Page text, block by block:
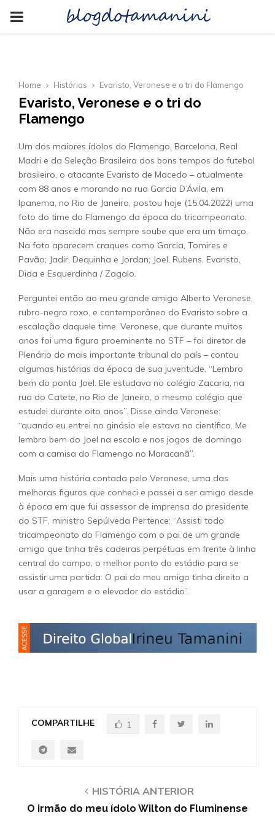
PRIMARYblogdotamanini
Home Histórias Evaristo, Veronese e o tri do Flamengo
Evaristo, Veronese e o tri do
Flamengo
Um dos maiores ídolos do Flamengo, Barcelona, Real
Madri e da Seleção Brasileira dos bons tempos do futebol
brasileiro, o atacante Evaristo de Macedo – atualmente
com 88 anos e morando na rua Garcia D’Ávila, em
Ipanema, no Rio de Janeiro, postou hoje (15.04.2022) uma
foto do time do Flamengo da época do tricampeonato.
Não era nascido mas sempre soube que era um timaço.
Na foto aparecem craques como Garcia, Tomires e
Pavão; Jadir, Dequinha e Jordan; Joel, Rubens, Evaristo,
Dida e Esquerdinha / Zagalo.
Perguntei então ao meu grande amigo Alberto Veronese,
rubro-negro roxo, e contemporâneo do Evaristo sobre a
escalação daquele time. Veronese, que durante muitos
anos foi uma figura proeminente no STF – foi diretor de
Plenário do mais importante tribunal do país – contou
algumas histórias da época de sua juventude. “Lembro
bem do ponta Joel. Ele estudava no colégio Zacaria, na
rua do Catete, no Rio de Janeiro, o mesmo colégio que
estudei durante oito anos”. Disse ainda Veronese:
“quando eu entrei no ginásio ele estava no científico. Me
lembro bem do Joel na escola e nos jogos de domingo
com a camisa do Flamengo no Maracanã”.
Mais uma história contada pelo Veronese, uma das
melhoras figuras que conheci e passei a ser amigo desde
à época em que fui assessor de imprensa do presidente
do STF, ministro Sepúlveda Pertence: “Assisti todo
tricampeonato do Flamengo com o pai de um grande
amigo que tinha três cadeiras perpétuas em frente à linha
central do campo, o melhor ponto do estádio para se
assistir uma partida. O pai do meu amigo tinha direito a
usar a garagem e o elevador do estádio”.
COMPARTILHE 1
HISTÓRIA ANTERIOR
O irmão do meu ídolo Wilton do Fluminense